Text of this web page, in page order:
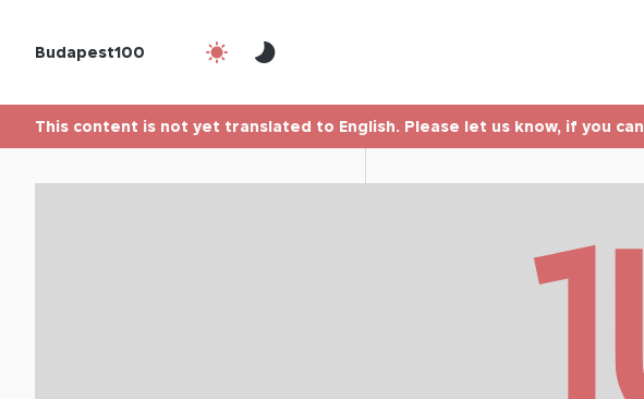
Budapest100
This content is not yet translated to English. Please let us know, if you